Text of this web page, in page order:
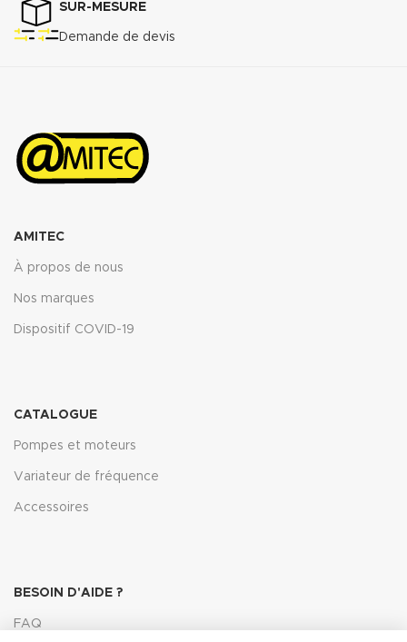
SUR-MESURE
Demande de devis
AMITEC
À propos de nous
Nos marques
Dispositif COVID-19
CATALOGUE
Pompes et moteurs
Variateur de fréquence
Accessoires
BESOIN D'AIDE ?
FAQ